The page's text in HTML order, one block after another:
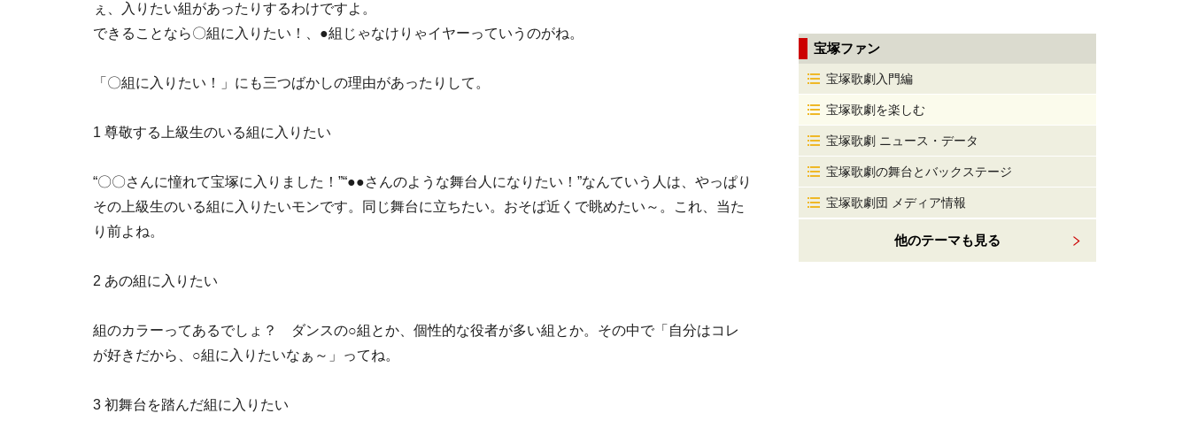
ぇ、入りたい組があったりするわけですよ。
できることなら〇組に入りたい！、●組じゃなけりゃイヤーっていうのがね。
「〇組に入りたい！」にも三つばかしの理由があったりして。
1 尊敬する上級生のいる組に入りたい
“〇〇さんに憧れて宝塚に入りました！”“●●さんのような舞台人になりたい！”なんていう人は、やっぱり
その上級生のいる組に入りたいモンです。同じ舞台に立ちたい。おそば近くで眺めたい～。これ、当た
り前よね。
2 あの組に入りたい
組のカラーってあるでしょ？ ダンスの○組とか、個性的な役者が多い組とか。その中で「自分はコレ
が好きだから、○組に入りたいなぁ～」ってね。
3 初舞台を踏んだ組に入りたい
宝塚ファン
宝塚歌劇入門編
宝塚歌劇を楽しむ
宝塚歌劇 ニュース・データ
宝塚歌劇の舞台とバックステージ
宝塚歌劇団 メディア情報
他のテーマも見る